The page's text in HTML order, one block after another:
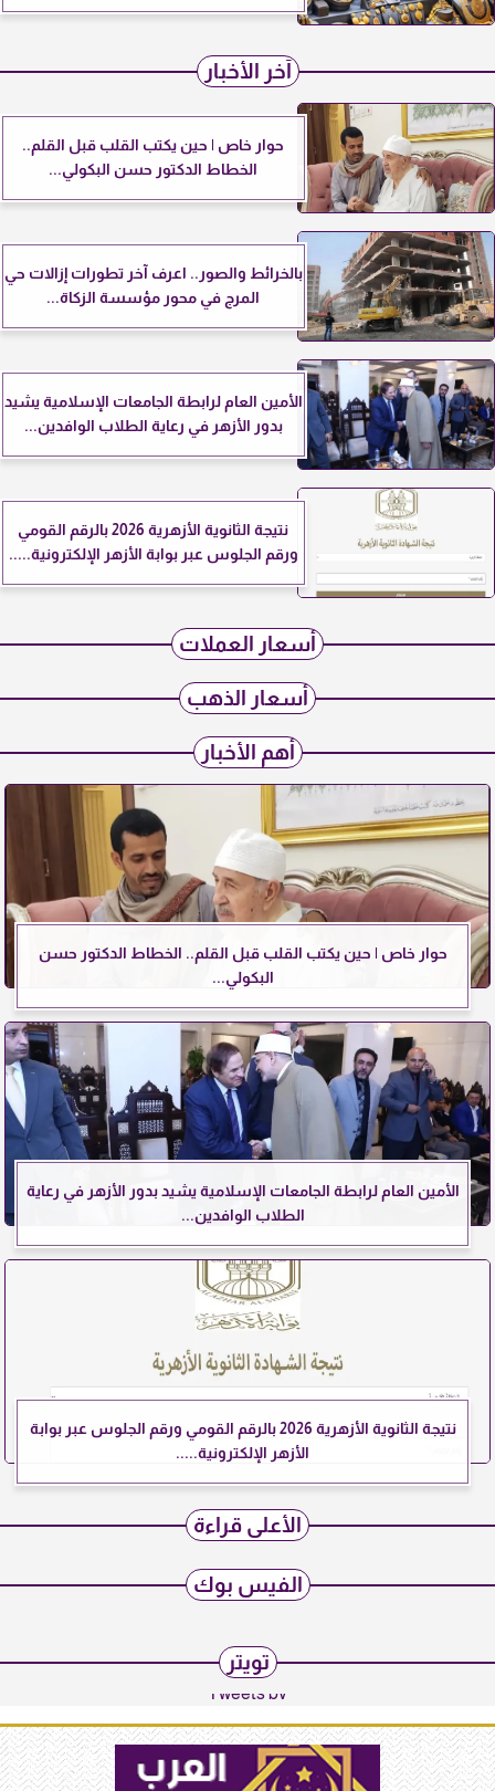
آخر الأخبار
حوار خاص | حين يكتب القلب قبل القلم..
الخطاط الدكتور حسن البكولي...
بالخرائط والصور.. اعرف آخر تطورات إزالات حي
المرج في محور مؤسسة الزكاة...
الأمين العام لرابطة الجامعات الإسلامية يشيد
بدور الأزهر في رعاية الطلاب الوافدين...
نتيجة الثانوية الأزهرية 2026 بالرقم القومي
ورقم الجلوس عبر بوابة الأزهر الإلكترونية.....
أسعار العملات
أسعار الذهب
أهم الأخبار
حوار خاص | حين يكتب القلب قبل القلم.. الخطاط الدكتور حسن
البكولي...
الأمين العام لرابطة الجامعات الإسلامية يشيد بدور الأزهر في رعاية
الطلاب الوافدين...
نتيجة الثانوية الأزهرية 2026 بالرقم القومي ورقم الجلوس عبر بوابة
الأزهر الإلكترونية.....
الأعلى قراءة
الفيس بوك
تويتر
Tweets by